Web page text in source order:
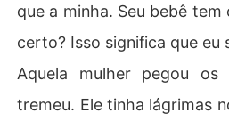
que a minha. Seu bebê tem
certo? Isso significa que eu
Aquela mulher pegou
tremeu. Ele tinha lágrimas